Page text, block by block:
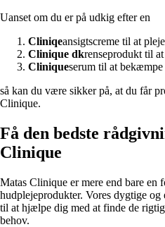
Uanset om du er på udkig efter en
Cliniqeansigtscreme til at
Clinique dkrenseprodukt til
Cliniqueserum til at bekæmpe
så kan du være sikker på, at du får
Clinique.
Få den bedste
Clinique
Matas Clinique er mere end bare en
hudplejeprodukter. Vores dygtige
til at hjælpe dig med at finde de
behov.